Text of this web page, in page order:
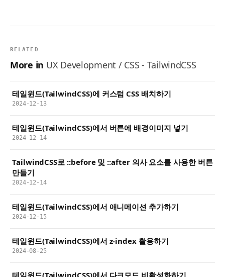
RELATED
More in UX Development / CSS - TailwindCSS
테일윈드(TailwindCSS)에 커스텀 CSS 배치하기
2024-12-13
테일윈드(TailwindCSS)에서 버튼에 배경이미지 넣기
2024-12-14
TailwindCSS로 ::before 및 ::after 의사 요소를 사용한 버튼
만들기
2024-12-14
테일윈드(TailwindCSS)에서 애니메이션 추가하기
2024-12-15
테일윈드(TailwindCSS)에서 z-index 활용하기
2024-08-25